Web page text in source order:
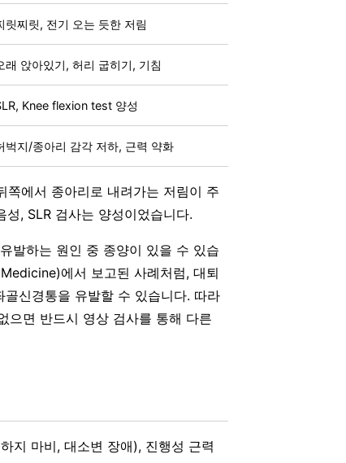
릿찌릿, 전기 오는 듯한 저림
래 앉아있기, 허리 굽히기, 기침
Knee flexion test 양성
벅지/종아리 감각 저하, 근력 약화
에서 종아리로 내려가는 저림이 주
, SLR 검사는 양성이었습니다.
발하는 원인 중 종양이 있을 수 있습
에서 보고된 사례처럼, 대퇴
신경통을 유발할 수 있습니다. 따라
으면 반드시 영상 검사를 통해 다른
지 마비, 대소변 장애), 진행성 근력